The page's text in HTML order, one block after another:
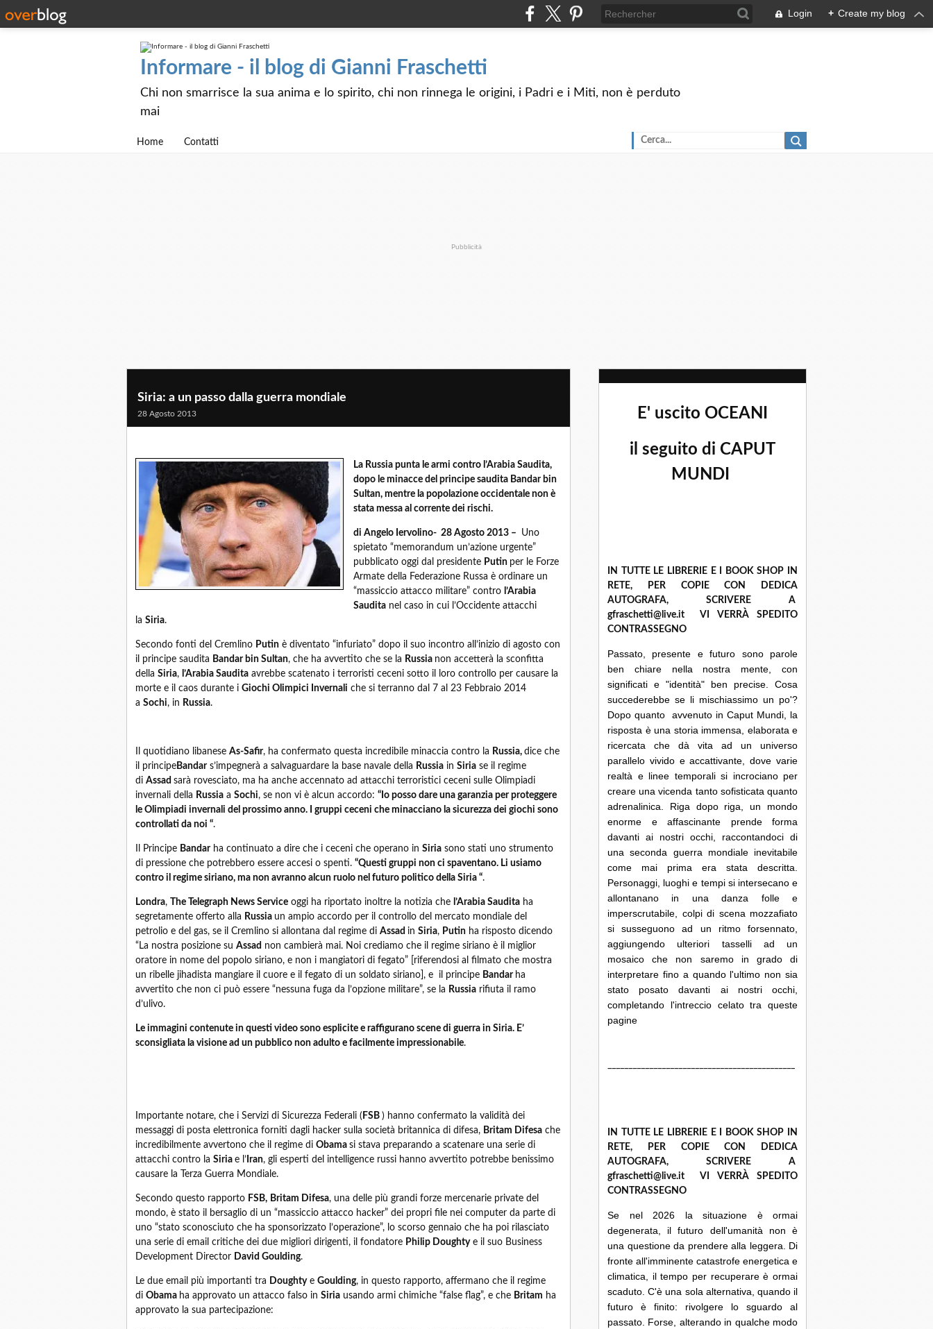
Login + Create my blog
Informare - il blog di Gianni Fraschetti
Chi non smarrisce la sua anima e lo spirito, chi non rinnega le origini, i Padri e i Miti, non è perduto
mai
Home Contatti
Pubblicità
Siria: a un passo dalla guerra mondiale
28 Agosto 2013
La Russia punta le armi contro l’Arabia Saudita,
dopo le minacce del principe saudita Bandar bin
Sultan, mentre la popolazione occidentale non è
stata messa al corrente dei rischi.
di Angelo Iervolino- 28 Agosto 2013 –
Uno
spietato “memorandum un’azione urgente”
pubblicato oggi dal presidente Putin per le Forze
Armate della Federazione Russa è ordinare un
“massiccio attacco militare” contro l’Arabia
Saudita nel caso in cui l’Occidente attacchi
la Siria.
Secondo fonti del Cremlino Putin è diventato “infuriato” dopo il suo incontro all’inizio di agosto con
il principe saudita Bandar bin Sultan, che ha avvertito che se la Russia non accetterà la sconfitta
della Siria, l’Arabia Saudita avrebbe scatenato i terroristi ceceni sotto il loro controllo per causare la
morte e il caos durante i Giochi Olimpici Invernali che si terranno dal 7 al 23 Febbraio 2014
a Sochi, in Russia.
Il quotidiano libanese As-Safir, ha confermato questa incredibile minaccia contro la Russia, dice che
il principe Bandars’impegnerà a salvaguardare la base navale della Russia in Siria se il regime
di Assad sarà rovesciato, ma ha anche accennato ad attacchi terroristici ceceni sulle Olimpiadi
invernali della Russia a Sochi, se non vi è alcun accordo: “Io posso dare una garanzia per proteggere
le Olimpiadi invernali del prossimo anno. I gruppi ceceni che minacciano la sicurezza dei giochi sono
controllati da noi “.
Il Principe Bandarha continuato a dire che i ceceni che operano in Siria sono stati uno strumento
di pressione che potrebbero essere accesi o spenti. “Questi gruppi non ci spaventano. Li usiamo
contro il regime siriano, ma non avranno alcun ruolo nel futuro politico della Siria “.
Londra, The Telegraph News Service oggi ha riportato inoltre la notizia che l’Arabia Saudita ha
segretamente offerto alla Russia un ampio accordo per il controllo del mercato mondiale del
petrolio e del gas, se il Cremlino si allontana dal regime di Assad in Siria, Putin ha risposto dicendo
“La nostra posizione su Assad non cambierà mai. Noi crediamo che il regime siriano è il miglior
oratore in nome del popolo siriano, e non i mangiatori di fegato” [riferendosi al filmato che mostra
un ribelle jihadista mangiare il cuore e il fegato di un soldato siriano], e il principe Bandar ha
avvertito che non ci può essere “nessuna fuga da l’opzione militare”, se la Russia rifiuta il ramo
d’ulivo.
Le immagini contenute in questi video sono esplicite e raffigurano scene di guerra in Siria. E’
sconsigliata la visione ad un pubblico non adulto e facilmente impressionabile.
Importante notare, che i Servizi di Sicurezza Federali ( FSB ) hanno confermato la validità dei
messaggi di posta elettronica forniti dagli hacker sulla società britannica di difesa, Britam Difesa che
incredibilmente avvertono che il regime di Obama si stava preparando a scatenare una serie di
attacchi contro la Siria e l’ Iran, gli esperti del intelligence russi hanno avvertito potrebbe benissimo
causare la Terza Guerra Mondiale.
Secondo questo rapporto FSB, Britam Difesa, una delle più grandi forze mercenarie private del
mondo, è stato il bersaglio di un “massiccio attacco hacker” dei propri file nei computer da parte di
uno “stato sconosciuto che ha sponsorizzato l’operazione”, lo scorso gennaio che ha poi rilasciato
una serie di email critiche dei due migliori dirigenti, il fondatore Philip Doughtye il suo Business
Development Director David Goulding.
Le due email più importanti tra Doughtye Goulding, in questo rapporto, affermano che il regime
di Obama ha approvato un attacco falso in Siria usando armi chimiche “false flag”, e che Britam ha
approvato la sua partecipazione:
E' uscito OCEANI
il seguito di CAPUT
MUNDI
IN TUTTE LE LIBRERIE E I BOOK SHOP IN
RETE, PER COPIE CON DEDICA
AUTOGRAFA, SCRIVERE A
gfraschetti@live.it VI VERRÀ SPEDITO
CONTRASSEGNO
Passato, presente e futuro sono parole
ben chiare nella nostra mente, con
significati e "identità" ben precise. Cosa
succederebbe se li mischiassimo un po'?
Dopo quanto avvenuto in Caput Mundi, la
risposta è una storia immensa, elaborata e
ricercata che dà vita ad un universo
parallelo vivido e accattivante, dove varie
realtà e linee temporali si incrociano per
creare una vicenda tanto sofisticata quanto
adrenalinica. Riga dopo riga, un mondo
enorme e affascinante prende forma
davanti ai nostri occhi, raccontandoci di
una seconda guerra mondiale inevitabile
come mai prima era stata descritta.
Personaggi, luoghi e tempi si intersecano e
allontanano in una danza folle e
imperscrutabile, colpi di scena mozzafiato
si susseguono ad un ritmo forsennato,
aggiungendo ulteriori tasselli ad un
mosaico che non saremo in grado di
interpretare fino a quando l'ultimo non sia
stato posato davanti ai nostri occhi,
completando l'intreccio celato tra queste
pagine
IN TUTTE LE LIBRERIE E I BOOK SHOP IN
RETE, PER COPIE CON DEDICA
AUTOGRAFA, SCRIVERE A
gfraschetti@live.it VI VERRÀ SPEDITO
CONTRASSEGNO
Se nel 2026 la situazione è ormai
degenerata, il futuro dell'umanità non è
una questione da prendere alla leggera. Di
fronte all'imminente catastrofe energetica e
climatica, il tempo per recuperare è ormai
scaduto. C'è una sola alternativa, quando il
futuro è finito: rivolgere lo sguardo al
passato. Forse, alterando in qualche modo